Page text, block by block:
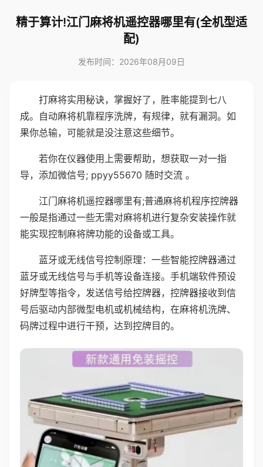
精于算计!江门麻将机遥控器哪里有(全机型适
配)
发布时间：2026年08月09日
打麻将实用秘诀，掌握好了，胜率能提到七八
成。自动麻将机靠程序洗牌，有规律，就有漏洞。如
果你总输，可能就是没注意这些细节。
若你在仪器使用上需要帮助，想获取一对一指
导，添加微信号; ppyy55670 随时交流 。
江门麻将机遥控器哪里有;普通麻将机程序控牌器
一般是指通过一些无需对麻将机进行复杂安装操作就
能实现控制麻将牌功能的设备或工具。
蓝牙或无线信号控制原理：一些智能控牌器通过
蓝牙或无线信号与手机等设备连接。手机端软件预设
好牌型等指令，发送信号给控牌器，控牌器接收到信
号后驱动内部微型电机或机械结构，在麻将机洗牌、
码牌过程中进行干预，达到控牌目的。